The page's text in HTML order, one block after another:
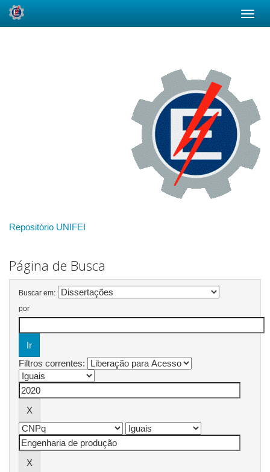
Repositório UNIFEI
Página de Busca
Buscar em:
por
Filtros correntes: